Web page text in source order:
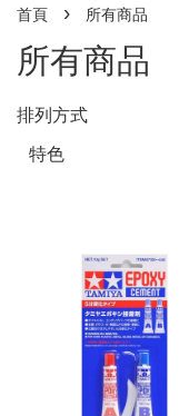
首頁 › 所有商品
所有商品
排列方式